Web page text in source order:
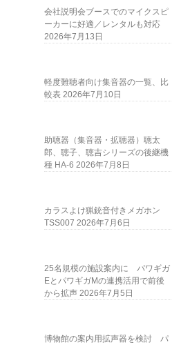
会社説明会ブースでのマイクスピ
ーカーに好適／レンタルも対応
2026年7月13日
軽度難聴者向け集音器の一覧、比
較表 2026年7月10日
助聴器（集音器・拡聴器）聴太
郎、聴子、聴吉シリーズの後継機
種 HA-6 2026年7月8日
カラスよけ猟銃音付きメガホン
TSS007 2026年7月6日
25名規模の施設案内に パワギガ
EとパワギガMの連携活用で前後
から拡声 2026年7月5日
博物館の案内用拡声器を検討 パ